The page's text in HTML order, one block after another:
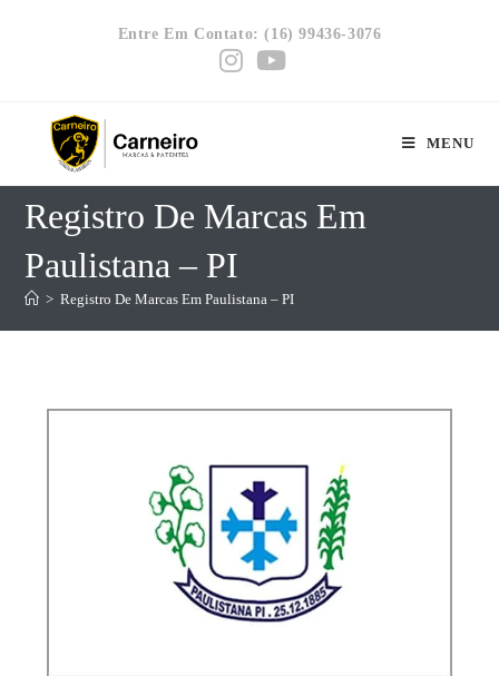
Entre Em Contato: (16) 99436-3076
MENU
Registro De Marcas Em
Paulistana – PI
> Registro De Marcas Em Paulistana – PI